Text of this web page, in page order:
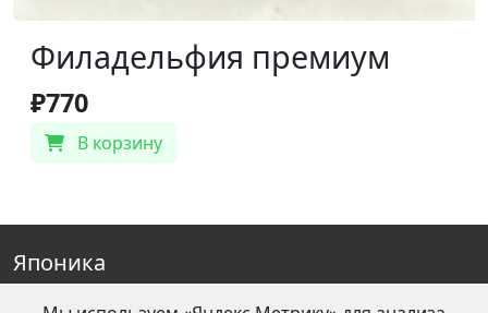
Филадельфия премиум
₽770
В корзину
Японика
Реквизиты